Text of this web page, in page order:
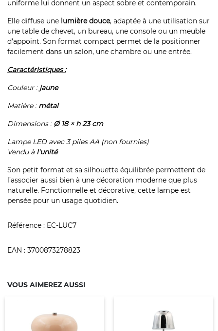
uniforme lui donnent un aspect sobre et contemporain.
Elle diffuse une lumière douce, adaptée à une utilisation sur
une table de chevet, un bureau, une console ou un meuble
d’appoint. Son format compact permet de la positionner
facilement dans un salon, une chambre ou une entrée.
Caractéristiques :
Couleur : jaune
Matière : métal
Dimensions :Ø 18 × h 23 cm
Lampe LED avec 3 piles AA (non fournies)
Vendu à l'unité
Son petit format et sa silhouette équilibrée permettent de
l’associer aussi bien à une décoration moderne que plus
naturelle. Fonctionnelle et décorative, cette lampe est
pensée pour un usage quotidien.
Référence : EC-LUC7
EAN : 3700873278823
VOUS AIMEREZ AUSSI